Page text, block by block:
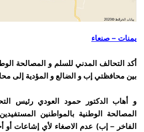
يمنات – صنعاء
أكد التحالف المدني للسلم و المصالحة
بين محافظتي إب و الضالع و المؤدية إلى
و أهاب الدكتور حمود العودي رئيس
المصالحة الوطنية بالمواطنين
الفاخر – إب) عدم الاصغاء لأي إشاعات أو